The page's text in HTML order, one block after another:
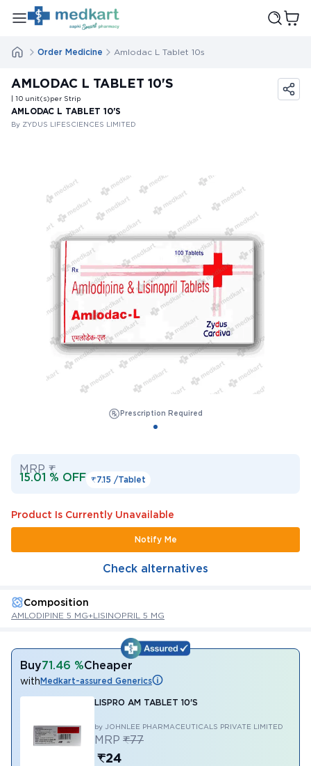
Order Medicine Amlodac L Tablet 10s
AMLODAC L TABLET 10'S
| 10 unit(s)per Strip
AMLODAC L TABLET 10'S
By ZYDUS LIFESCIENCES LIMITED
Prescription Required
MRP ₹
15.01 % OFF ₹7.15 /Tablet
Product Is Currently Unavailable
Notify Me
Check alternatives
Composition
AMLODIPINE 5 MG+LISINOPRIL 5 MG
Buy71.46 %Cheaper
withMedkart-assured Generics
LISPRO AM TABLET 10'S
by JOHNLEE PHARMACEUTICALS PRIVATE LIMITED
MRP ₹77
₹24